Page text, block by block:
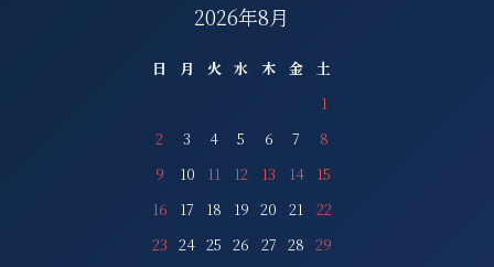
2026年8月
日 月 火 水 木 金
土
1
2
3 4 5 6 7
8
9
10 11 12 13 14
15
16
17 18 19 20 21
22
23 24 25 26 27 28 29